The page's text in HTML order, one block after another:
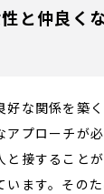
と仲良く
好な関係を築
アプローチが
と接すること
います。その